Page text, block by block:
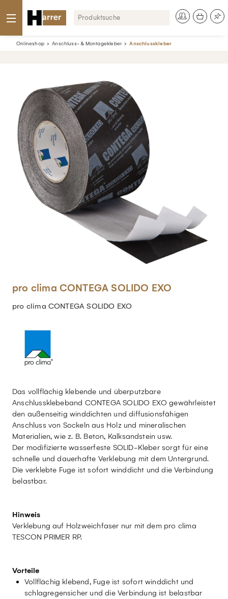
Onlineshop Anschluss- & Montagekleber Anschlusskleber
pro clima CONTEGA SOLIDO EXO
pro clima CONTEGA SOLIDO EXO
Das vollflächig klebende und überputzbare
Anschlussklebeband CONTEGA SOLIDO EXO gewährleistet
den außenseitig winddichten und diffusionsfähigen
Anschluss von Sockeln aus Holz und mineralischen
Materialien, wie z. B. Beton, Kalksandstein usw.
Der modifizierte wasserfeste SOLID-Kleber sorgt für eine
schnelle und dauerhafte Verklebung mit dem Untergrund.
Die verklebte Fuge ist sofort winddicht und die Verbindung
belastbar.
Hinweis
Verklebung auf Holzweichfaser nur mit dem pro clima
TESCON PRIMER RP.
Vorteile
Vollflächig klebend, Fuge ist sofort winddicht und
schlagregensicher und die Verbindung ist belastbar